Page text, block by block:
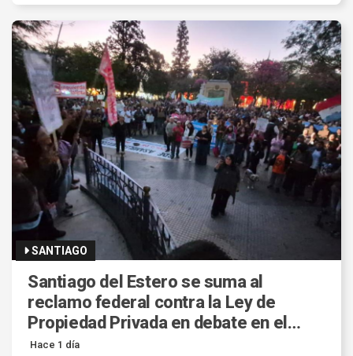
SANTIAGO
Santiago del Estero se suma al
reclamo federal contra la Ley de
Propiedad Privada en debate en el
Senado.
Hace 1 día